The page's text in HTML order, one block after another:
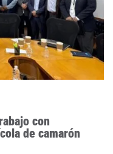
con
de camarón